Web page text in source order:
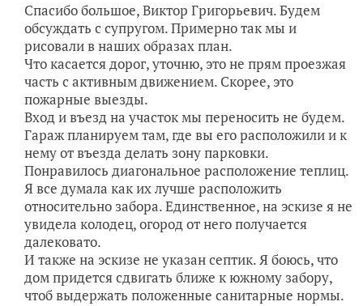
Спасибо большое, Виктор Григорьевич. Будем
обсуждать с супругом. Примерно так мы и
рисовали в наших образах план.
Что касается дорог, уточню, это не прям проезжая
часть с активным движением. Скорее, это
пожарные выезды.
Вход и въезд на участок мы переносить не будем.
Гараж планируем там, где вы его расположили и к
нему от въезда делать зону парковки.
Понравилось диагональное расположение теплиц.
Я все думала как их лучше расположить
относительно забора. Единственное, на эскизе я не
увидела колодец, огород от него получается
далековато.
И также на эскизе не указан септик. Я боюсь, что
дом придется сдвигать ближе к южному забору,
чтоб выдержать положенные санитарные нормы.